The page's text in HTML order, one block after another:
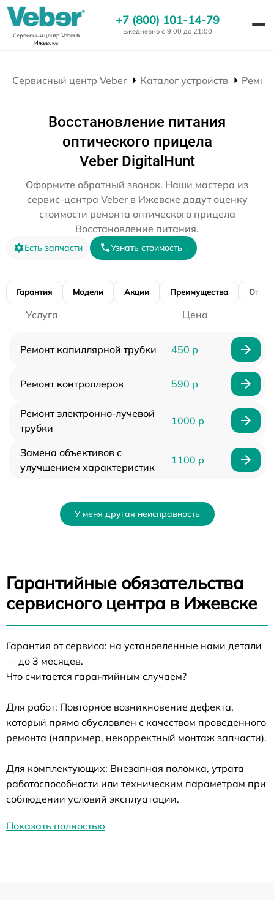
Сервисный центр Veberв
Ижевске
+7 (800) 101-14-79
Ежедневно с 9:00 до 21:00
Сервисный центр Veber Каталог устройств
Восстановление питания
оптического прицела
Veber DigitalHunt
Оформите обратный звонок. Наши мастера из
сервис-центра Veber в Ижевске дадут оценку
стоимости ремонта оптического прицела
Восстановление питания.
Есть запчасти Узнать стоимость
Гарантия Модели Акции Преимущества
Услуга Цена
Ремонт капиллярной трубки 450 р
Ремонт контроллеров 590 р
Ремонт электронно-лучевой
трубки
1000 р
Замена объективов с
улучшением характеристик
1100 р
У меня другая неисправность
Гарантийные обязательства
сервисного центра в Ижевске
Гарантия от сервиса: на установленные нами детали
— до 3 месяцев.
Что считается гарантийным случаем?
Для работ: Повторное возникновение дефекта,
который прямо обусловлен с качеством проведенного
ремонта (например, некорректный монтаж запчасти).
Для комплектующих: Внезапная поломка, утрата
работоспособности или техническим параметрам при
соблюдении условий эксплуатации.
Показать полностью